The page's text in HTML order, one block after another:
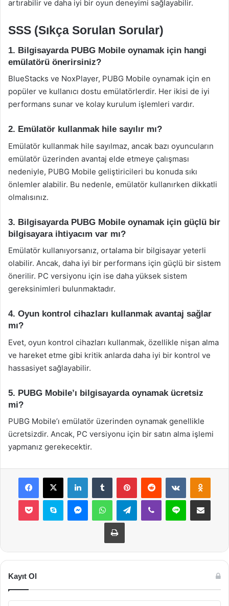
artırabilir ve daha iyi bir oyun deneyimi sağlayabilir.
SSS (Sıkça Sorulan Sorular)
1. Bilgisayarda PUBG Mobile oynamak için hangi
emülatörü önerirsiniz?
BlueStacks ve NoxPlayer, PUBG Mobile oynamak için en
popüler ve kullanıcı dostu emülatörlerdir. Her ikisi de iyi
performans sunar ve kolay kurulum işlemleri vardır.
2. Emülatör kullanmak hile sayılır mı?
Emülatör kullanmak hile sayılmaz, ancak bazı oyuncuların
emülatör üzerinden avantaj elde etmeye çalışması
nedeniyle, PUBG Mobile geliştiricileri bu konuda sıkı
önlemler alabilir. Bu nedenle, emülatör kullanırken dikkatli
olmalısınız.
3. Bilgisayarda PUBG Mobile oynamak için güçlü bir
bilgisayara ihtiyacım var mı?
Emülatör kullanıyorsanız, ortalama bir bilgisayar yeterli
olabilir. Ancak, daha iyi bir performans için güçlü bir sistem
önerilir. PC versiyonu için ise daha yüksek sistem
gereksinimleri bulunmaktadır.
4. Oyun kontrol cihazları kullanmak avantaj sağlar
mı?
Evet, oyun kontrol cihazları kullanmak, özellikle nişan alma
ve hareket etme gibi kritik anlarda daha iyi bir kontrol ve
hassasiyet sağlayabilir.
5. PUBG Mobile’ı bilgisayarda oynamak ücretsiz
mi?
PUBG Mobile’ı emülatör üzerinden oynamak genellikle
ücretsizdir. Ancak, PC versiyonu için bir satın alma işlemi
yapmanız gerekecektir.
Facebook
X LinkedInTumblr PinterestReddit VKontakte
Pocket Skype MessengerWhatsAppTelegramViber Line E-Posta ile
Yazdır
Kayıt Ol